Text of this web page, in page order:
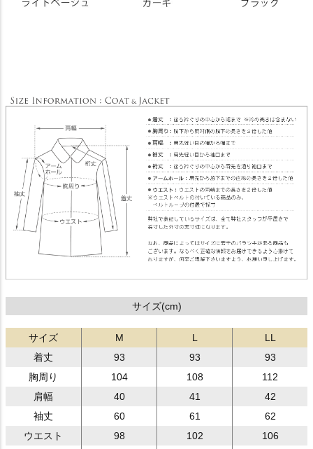
サイズ(cm)
サイズ M L
LL
着丈
93 93
93
胸周り
104 108
112
肩幅
40 41
42
袖丈
60 61
62
ウエスト
98 102
106